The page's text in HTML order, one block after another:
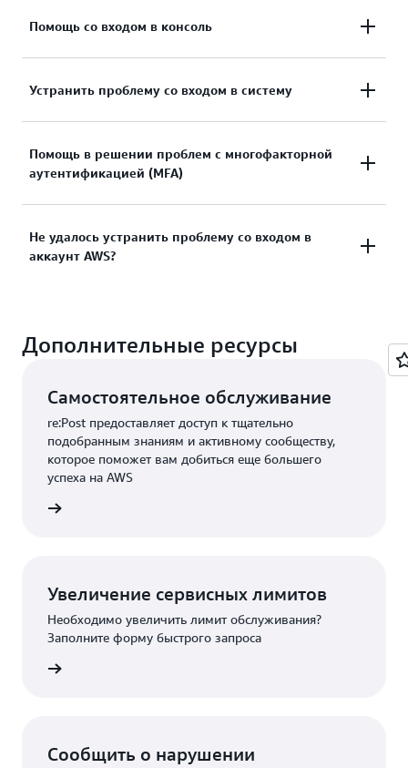
Помощь со входом в консоль
Нужна помощь со входом в Консоль управления
Перейти к документации
Устранить проблему со входом в систему
Пытались войти, но произошла ошибка с
данными для входа? Или у вас нет учетных
Смотреть решения
Помощь в решении проблем с многофакторной
аутентификацией (MFA)
Утерянное или непригодное для использования
устройство многофакторной аутентификации
Не удалось устранить проблему со входом в
аккаунт AWS?
AWS, заполните эту форму.
Посмотреть форму
Дополнительные ресурсы
Самостоятельное обслуживание
re:Post предоставляет доступ к тщательно
подобранным знаниям и активному сообществу,
которое поможет вам добиться еще большего
успеха на AWS
Увеличение сервисных лимитов
Необходимо увеличить лимит обслуживания?
Заполните форму быстрого запроса
Сообщить о нарушении